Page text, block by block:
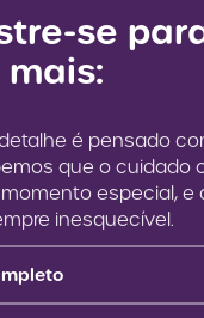
se
é pensado
que o cuidado
especial, e
inesquecível.